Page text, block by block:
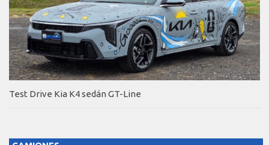
Test Drive Kia K4 sedán GT-Line